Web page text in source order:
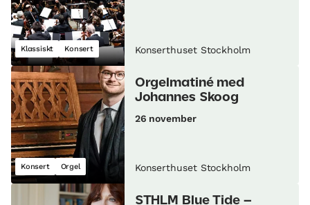
Klassiskt Konsert Konserthuset Stockholm
Konsert Orgel
Orgelmatiné med
Johannes Skoog
26 november
Konserthuset Stockholm
STHLM Blue Tide –